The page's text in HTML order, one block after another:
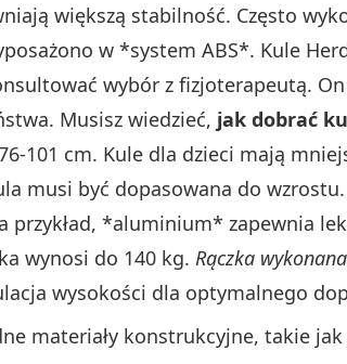
większą stabilność. Często
w *system ABS*. Kule
wybór z fizjoterapeutą.
Musisz wiedzieć, jak dobrać
101 cm. Kule dla dzieci mają
musi być dopasowana do
przykład, *aluminium* zapewnia
wynosi do 140 kg. Rączka
wysokości dla optymalnego
materiały konstrukcyjne, takie